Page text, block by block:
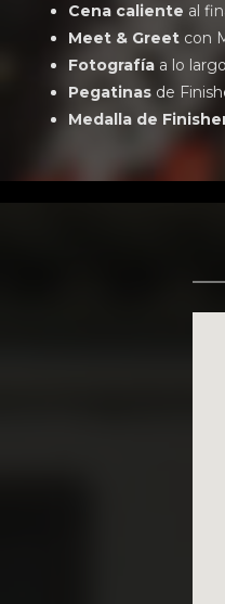
Cena caliente al
Meet & Greet con
Fotografía a lo
Pegatinas de
Medalla de